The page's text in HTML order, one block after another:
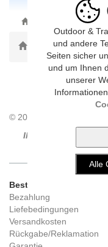
Outdoor &
und andere
Seiten sicher
und um Ihnen
unserer
ONLINE-SHOP
Toggle
© 2014 Outdoorshop, all
Ihr Spezialist für
Bestellung und Versand
Bezahlung
Liefebedingungen
Versandkosten
Rückgabe/Reklamation